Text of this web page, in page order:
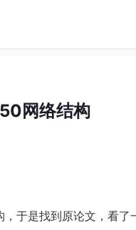
网络结构
于是找到原论文，看了